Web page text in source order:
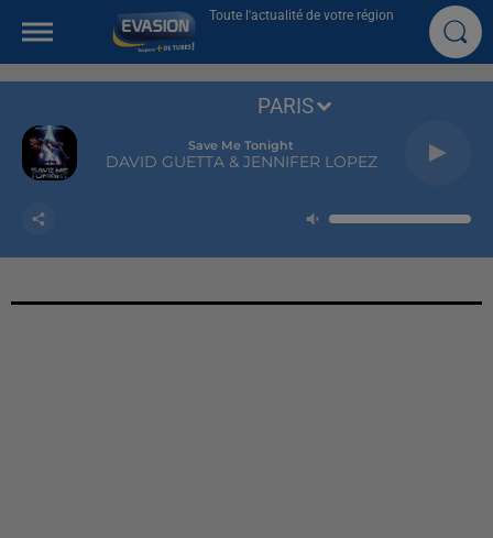
Toute l'actualité de votre région
Save Me Tonight
DAVID GUETTA & JENNIFER LOPEZ
PARIS